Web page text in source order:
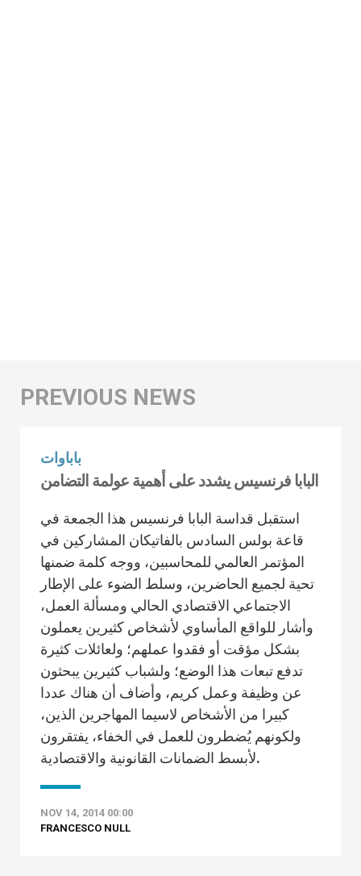
باباوات
البابا فرنسيس يشدد على أهمية عولمة التضامن
استقبل قداسة البابا فرنسيس هذا الجمعة في
قاعة بولس السادس بالفاتيكان المشاركين في
المؤتمر العالمي للمحاسبين، ووجه كلمة ضمنها
تحية لجميع الحاضرين، وسلط الضوء على الإطار
الاجتماعي الاقتصادي الحالي ومسألة العمل،
وأشار للواقع المأساوي لأشخاص كثيرين يعملون
بشكل مؤقت أو فقدوا عملهم؛ ولعائلات كثيرة
تدفع تبعات هذا الوضع؛ ولشباب كثيرين يبحثون
عن وظيفة وعمل كريم، وأضاف أن هناك عددا
كبيرا من الأشخاص لاسيما المهاجرين الذين،
ولكونهم يُضطرون للعمل في الخفاء، يفتقرون
لأبسط الضمانات القانونية والاقتصادية.
NOV 14, 2014 00:00
FRANCESCO NULL